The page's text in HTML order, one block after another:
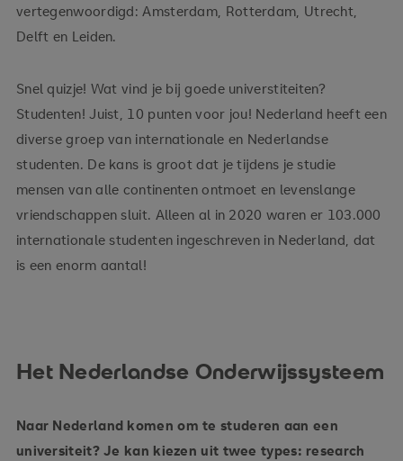
vertegenwoordigd: Amsterdam, Rotterdam, Utrecht,
Delft en Leiden.
Snel quizje! Wat vind je bij goede universtiteiten?
Studenten! Juist, 10 punten voor jou! Nederland heeft een
diverse groep van internationale en Nederlandse
studenten. De kans is groot dat je tijdens je studie
mensen van alle continenten ontmoet en levenslange
vriendschappen sluit. Alleen al in 2020 waren er 103.000
internationale studenten ingeschreven in Nederland, dat
is een enorm aantal!
Het Nederlandse Onderwijssysteem
Naar Nederland komen om te studeren aan een
universiteit? Je kan kiezen uit twee types: research